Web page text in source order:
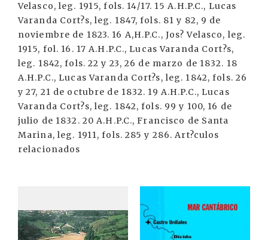
Velasco, leg. 1915, fols. 14/17. 15 A.H.P.C., Lucas
Varanda Cort?s, leg. 1847, fols. 81 y 82, 9 de
noviembre de 1823. 16 A,H.P.C., Jos? Velasco, leg.
1915, fol. 16. 17 A.H.P.C., Lucas Varanda Cort?s,
leg. 1842, fols. 22 y 23, 26 de marzo de 1832. 18
A.H.P.C., Lucas Varanda Cort?s, leg. 1842, fols. 26
y 27, 21 de octubre de 1832. 19 A.H.P.C., Lucas
Varanda Cort?s, leg. 1842, fols. 99 y 100, 16 de
julio de 1832. 20 A.H.P.C., Francisco de Santa
Marina, leg. 1911, fols. 285 y 286. Art?culos
relacionados